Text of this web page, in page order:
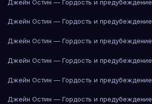
Джейн Остин — Гордость и предубеждение
Джейн Остин — Гордость и предубеждение
Джейн Остин — Гордость и предубеждение
Джейн Остин — Гордость и предубеждение
Джейн Остин — Гордость и предубеждение
Джейн Остин — Гордость и предубеждение